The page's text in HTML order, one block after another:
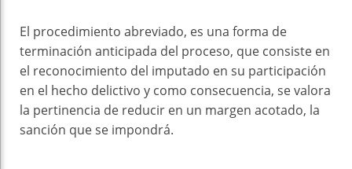
El procedimiento abreviado, es una forma de
terminación anticipada del proceso, que consiste en
el reconocimiento del imputado en su participación
en el hecho delictivo y como consecuencia, se valora
la pertinencia de reducir en un margen acotado, la
sanción que se impondrá.